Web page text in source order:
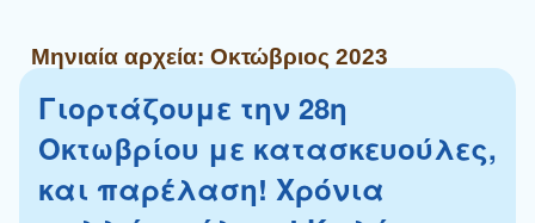
Μηνιαία αρχεία: Οκτώβριος 2023
Γιορτάζουμε την 28η
Οκτωβρίου με κατασκευούλες,
και παρέλαση! Χρόνια